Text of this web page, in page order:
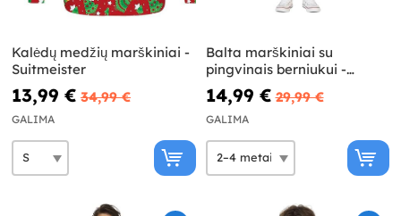
Kalėdų medžių marškiniai -
Suitmeister
13,99 € 34,99 €
GALIMA
Balta marškiniai su
pingvinais berniukui -
Opposuits
14,99 € 29,99 €
GALIMA